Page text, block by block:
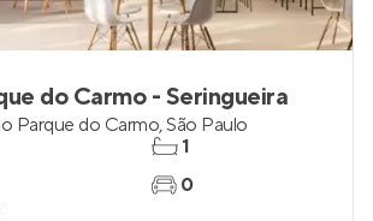
do Carmo - Seringueira
Parque do Carmo,São Paulo
1
0